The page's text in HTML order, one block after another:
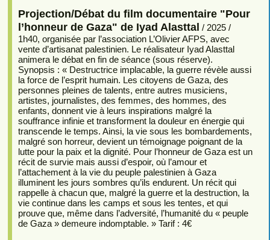
Projection/Débat du film documentaire "Pour
l’honneur de Gaza" de Iyad Alasttal / 2025 /
1h40, organisée par l’association L’Olivier AFPS, avec
vente d’artisanat palestinien. Le réalisateur Iyad Alasttal
animera le débat en fin de séance (sous réserve).
Synopsis : « Destructrice implacable, la guerre révèle aussi
la force de l’esprit humain. Les citoyens de Gaza, des
personnes pleines de talents, entre autres musiciens,
artistes, journalistes, des femmes, des hommes, des
enfants, donnent vie à leurs inspirations malgré la
souffrance infinie et transforment la douleur en énergie qui
transcende le temps. Ainsi, la vie sous les bombardements,
malgré son horreur, devient un témoignage poignant de la
lutte pour la paix et la dignité. Pour l’honneur de Gaza est un
récit de survie mais aussi d’espoir, où l’amour et
l’attachement à la vie du peuple palestinien à Gaza
illuminent les jours sombres qu’ils endurent. Un récit qui
rappelle à chacun que, malgré la guerre et la destruction, la
vie continue dans les camps et sous les tentes, et qui
prouve que, même dans l’adversité, l’humanité du « peuple
de Gaza » demeure indomptable. » Tarif : 4€